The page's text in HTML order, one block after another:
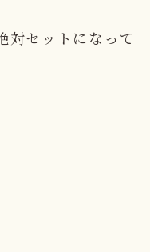
対セットになって